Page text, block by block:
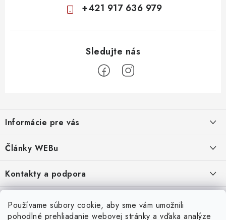
Používame súbory cookie, aby sme vám umožnili
pohodlné prehliadanie webovej stránky a vďaka analýze
+421 917 636 979
p
ä
e
Informácie pre vás
Obchodné podmienky
Moja objednávka
Odstúpenie od zmluvy
Články WEBu
Dôležité oznamy
16.6.2026
Nákup na splátky
23.10.2022
Kontakty a podpora
2.8.2022
Servisné služby